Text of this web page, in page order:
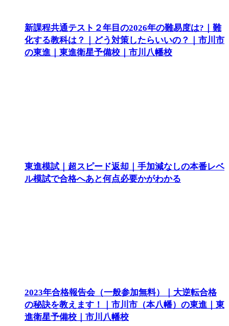
新課程共通テスト２年目の2026年の難易度は?｜難
化する教科は？｜どう対策したらいいの？｜市川市
の東進｜東進衛星予備校｜市川八幡校
東進模試｜超スピード返却｜手加減なしの本番レベ
ル模試で合格へあと何点必要かがわかる
2023年合格報告会（一般参加無料）｜大逆転合格
の秘訣を教えます！｜市川市（本八幡）の東進｜東
進衛星予備校｜市川八幡校